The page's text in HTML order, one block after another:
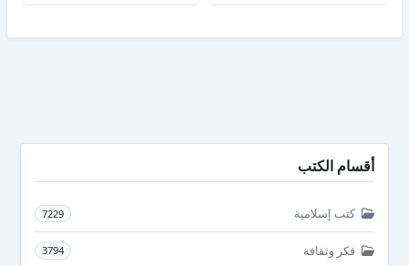
أقسام الكتب
كتب إسلامية 7229
فكر وثقافة 3794